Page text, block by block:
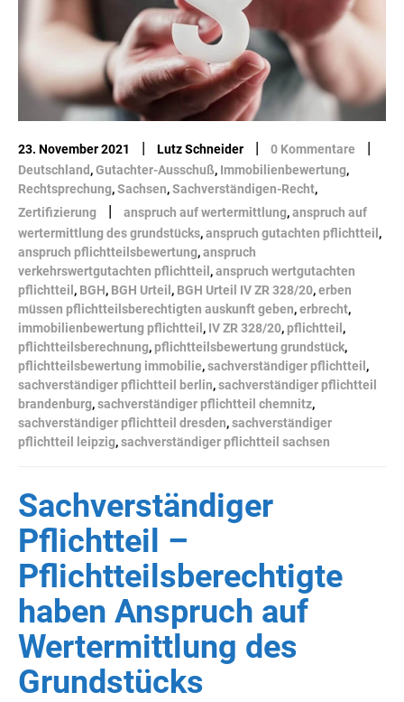
23. November 2021 | Lutz Schneider | 0 Kommentare |
Deutschland,Gutachter-Ausschuß, Immobilienbewertung,
Rechtsprechung,Sachsen,Sachverständigen-Recht,
Zertifizierung
| anspruch auf wertermittlung,anspruch auf
wertermittlung des grundstücks,anspruch gutachten pflichtteil,
anspruch pflichtteilsbewertung,anspruch
verkehrswertgutachten pflichtteil,anspruch wertgutachten
pflichtteil, BGH, BGH Urteil, BGH Urteil IV ZR 328/20,erben
müssen pflichtteilsberechtigten auskunft geben,erbrecht,
immobilienbewertung pflichtteil, IV ZR 328/20,pflichtteil,
pflichtteilsberechnung,pflichtteilsbewertung grundstück,
pflichtteilsbewertung immobilie,sachverständiger pflichtteil,
sachverständiger pflichtteil berlin,sachverständiger pflichtteil
brandenburg,sachverständiger pflichtteil chemnitz,
sachverständiger pflichtteil dresden,sachverständiger
pflichtteil leipzig,sachverständiger pflichtteil sachsen
Sachverständiger
Pflichtteil –
Pflichtteilsberechtigte
haben Anspruch auf
Wertermittlung des
Grundstücks